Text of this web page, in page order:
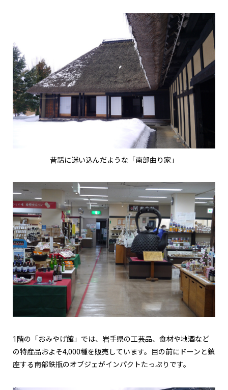
昔話に迷い込んだような「南部曲り家」
1階の「おみやげ館」では、岩手県の工芸品、食材や地酒など
の特産品およそ4,000種を販売しています。目の前にドーンと鎮
座する南部鉄瓶のオブジェがインパクトたっぷりです。